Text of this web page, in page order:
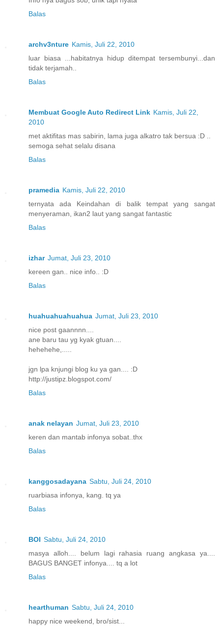
Balas
archv3nture Kamis, Juli 22, 2010
luar biasa ...habitatnya hidup ditempat tersembunyi...dan
tidak terjamah..
Balas
Membuat Google Auto Redirect Link Kamis, Juli 22,
2010
met aktifitas mas sabirin, lama juga alkatro tak bersua :D ..
semoga sehat selalu disana
Balas
pramedia Kamis, Juli 22, 2010
ternyata ada Keindahan di balik tempat yang sangat
menyeraman, ikan2 laut yang sangat fantastic
Balas
izhar Jumat, Juli 23, 2010
kereen gan.. nice info.. :D
Balas
huahuahuahuahua Jumat, Juli 23, 2010
nice post gaannnn....
ane baru tau yg kyak gtuan....
hehehehe,.....
jgn lpa knjungi blog ku ya gan.... :D
http://justipz.blogspot.com/
Balas
anak nelayan Jumat, Juli 23, 2010
keren dan mantab infonya sobat..thx
Balas
kanggosadayana Sabtu, Juli 24, 2010
ruarbiasa infonya, kang. tq ya
Balas
BOI Sabtu, Juli 24, 2010
masya alloh.... belum lagi rahasia ruang angkasa ya....
BAGUS BANGET infonya.... tq a lot
Balas
hearthuman Sabtu, Juli 24, 2010
happy nice weekend, bro/sist...